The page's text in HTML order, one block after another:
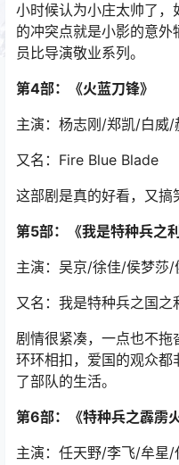
小时候认为小庄太帅了，
的冲突点就是小影的意
员比导演敬业系列。
第4部：《火蓝刀锋》
主演：杨志刚/郑凯/白威/
又名：Fire Blue Blade
这部剧是真的好看，又搞
第5部：《我是特种兵之
主演：吴京/徐佳/侯梦莎/
又名：我是特种兵之国
剧情很紧凑，一点也不拖
环环相扣，爱国的观众
了部队的生活。
第6部：《特种兵之霹雳火
主演：任天野/李飞/牟星/